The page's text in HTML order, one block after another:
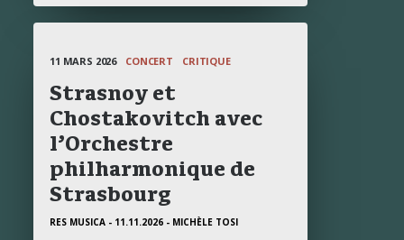
11 MARS 2026 CONCERT CRITIQUE
Strasnoy et
Chostakovitch avec
l’Orchestre
philharmonique de
Strasbourg
RES MUSICA - 11.11.2026 - MICHÈLE TOSI